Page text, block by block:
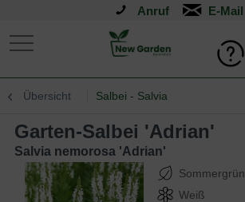
Anruf
Übersicht Salbei - Salvia
Garten-Salbei 'Adrian'
Salvia nemorosa 'Adrian'
Sommergrün
Weiß